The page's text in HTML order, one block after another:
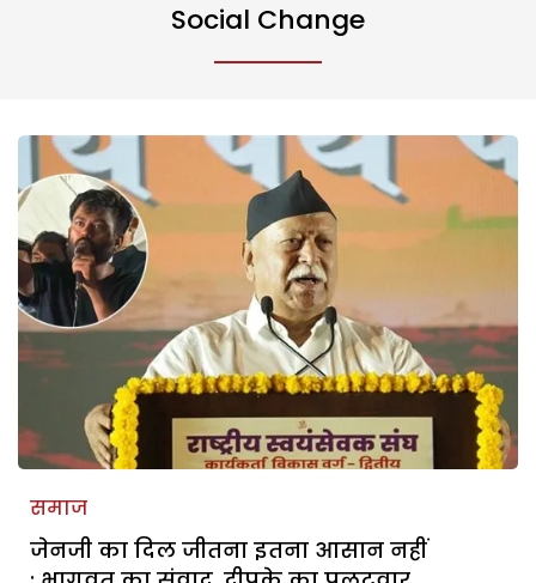
Social Change
समाज
जेनजी का दिल जीतना इतना आसान नहीं